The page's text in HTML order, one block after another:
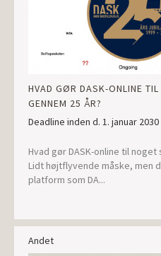
HVAD GØR DASK-ONLINE
GENNEM 25 ÅR?
Deadline inden d. 1. januar 2030
Hvad gør DASK-online til
Lidt højtflyvende måske, men
platform som DA...
Andet